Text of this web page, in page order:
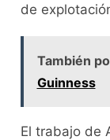
de
También
Guinness
El trabajo de